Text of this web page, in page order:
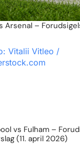
Arsenal –
vs Fulham –
(11. april 2026)